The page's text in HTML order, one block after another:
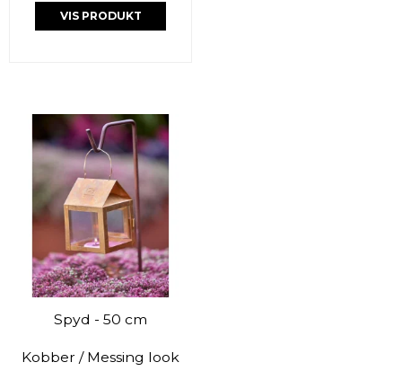
VIS PRODUKT
Spyd - 50 cm
Kobber / Messing look